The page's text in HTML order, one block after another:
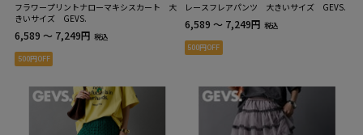
フラワープリントナローマキシスカート 大
きいサイズ GEVS.
6,589 ～ 7,249円 税込
500円OFF
レースフレアパンツ 大きいサイズ GEVS.
6,589 ～ 7,249円 税込
500円OFF